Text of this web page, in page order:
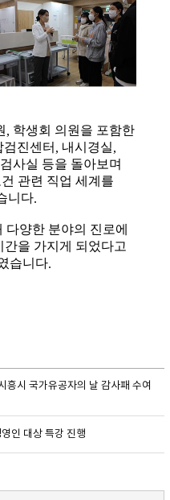
, 학생회 의원을 포함한
검진센터 , 내시경실,
사실 등을 돌아보며
관련 직업 세계를
니다.
양한 분야의 진로에
을 가지게 되었다고
습니다.
흥시 국가유공자의 날 감사패 수여
인 대상 특강 진행